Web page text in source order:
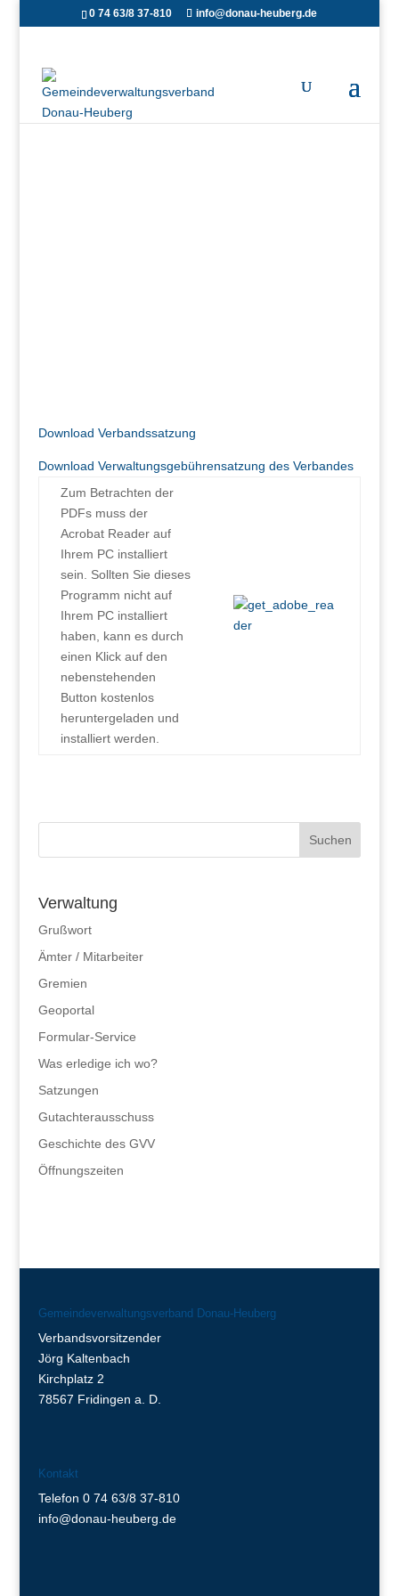
0 74 63/8 37-810 info@donau-heuberg.de
Download Verbandssatzung
Download Verwaltungsgebührensatzung des Verbandes
Zum Betrachten der
PDFs muss der
Acrobat Reader auf
Ihrem PC installiert
sein. Sollten Sie dieses
Programm nicht auf
Ihrem PC installiert
haben, kann es durch
einen Klick auf den
nebenstehenden
Button kostenlos
heruntergeladen und
installiert werden.
Verwaltung
Grußwort
Ämter / Mitarbeiter
Gremien
Geoportal
Formular-Service
Was erledige ich wo?
Satzungen
Gutachterausschuss
Geschichte des GVV
Öffnungszeiten
Gemeindeverwaltungsverband Donau-Heuberg
Verbandsvorsitzender
Jörg Kaltenbach
Kirchplatz 2
78567 Fridingen a. D.
Kontakt
Telefon 0 74 63/8 37-810
info@donau-heuberg.de